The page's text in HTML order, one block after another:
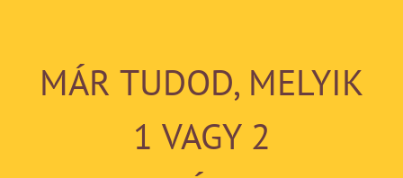
MÁR TUDOD, MELYIK
1 VAGY 2